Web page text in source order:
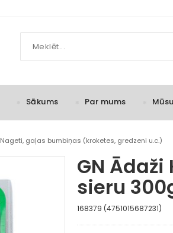
Sākums Par mums
Nageti, gaļas bumbiņas (kroketes, gredzeni u.c.)
GN
sieru
168379 (4751015687231)